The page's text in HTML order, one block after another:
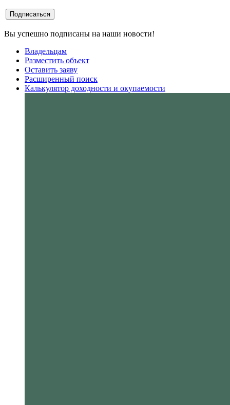
Вы успешно подписаны на наши новости!
Владельцам
Разместить объект
Оставить заяву
Расширенный поиск
Калькулятор доходности и окупаемости